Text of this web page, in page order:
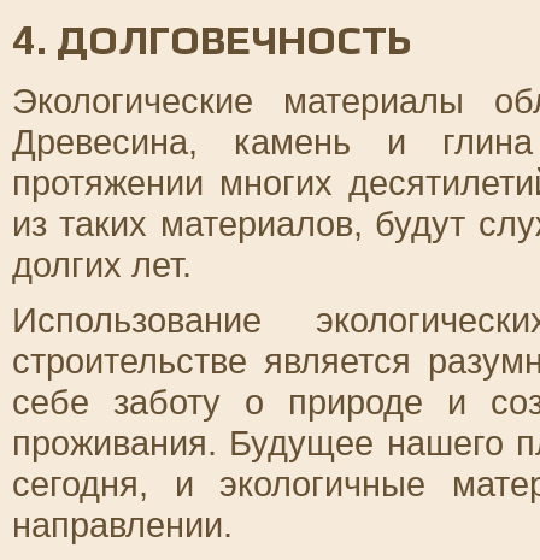
4. ДОЛГОВЕЧНОСТЬ
Экологические материалы
Древесина, камень и
протяжении многих
из таких материалов, будут
долгих лет.
Использование
строительстве является
себе заботу о природе и
проживания. Будущее нашего
сегодня, и экологичные
направлении.